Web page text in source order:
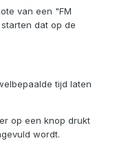
van een "FM
starten dat op de
tijd laten
op een knop drukt
wordt.